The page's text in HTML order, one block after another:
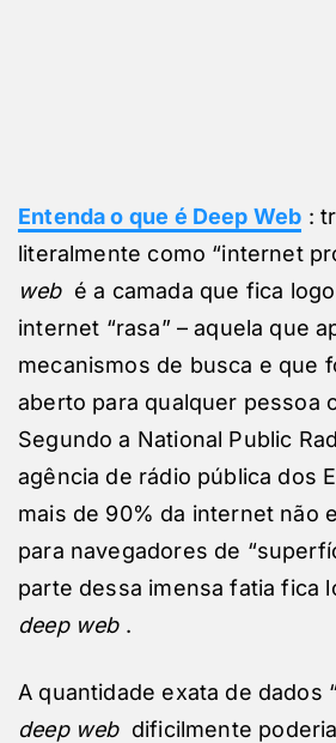
Entenda o que é Deep Web :
literalmente como “internet
webé a camada que fica
internet “rasa” – aquela que
mecanismos de busca e que
aberto para qualquer pessoa
Segundo a National Public
agência de rádio pública dos
mais de 90% da internet não
para navegadores de
parte dessa imensa fatia fica
deep web.
A quantidade exata de dados
deep webdificilmente